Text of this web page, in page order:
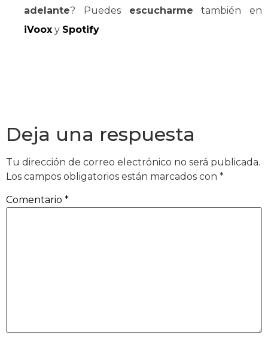
adelante? Puedes escucharme también en
iVoox y Spotify
Deja una respuesta
Tu dirección de correo electrónico no será publicada.
Los campos obligatorios están marcados con *
Comentario *